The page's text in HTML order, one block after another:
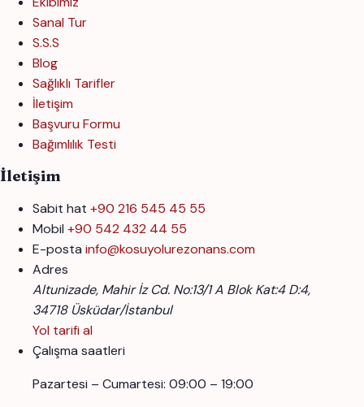
Sanal Tur
S.S.S
Blog
Sağlıklı Tarifler
İletişim
Başvuru Formu
Bağımlılık Testi
İletişim
Sabit hat +90 216 545 45 55
Mobil +90 542 432 44 55
E-posta info@kosuyolurezonans.com
Adres
Altunizade, Mahir İz Cd. No:13/1 A Blok Kat:4 D:4,
34718 Üsküdar/İstanbul
Yol tarifi al
Çalışma saatleri
Pazartesi – Cumartesi: 09:00 – 19:00